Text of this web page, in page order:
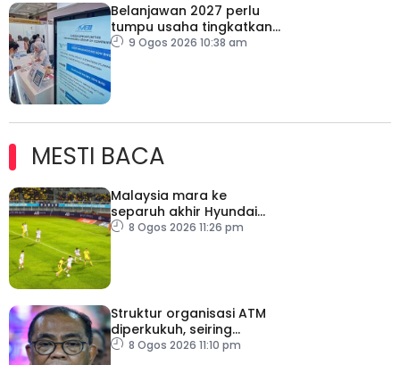
Belanjawan 2027 perlu
tumpu usaha tingkatkan
pertumbuhan gaji
9 Ogos 2026 10:38 am
MESTI BACA
Malaysia mara ke
separuh akhir Hyundai
ASEAN Cup
8 Ogos 2026 11:26 pm
Struktur organisasi ATM
diperkukuh, seiring
pemodenan aset
8 Ogos 2026 11:10 pm